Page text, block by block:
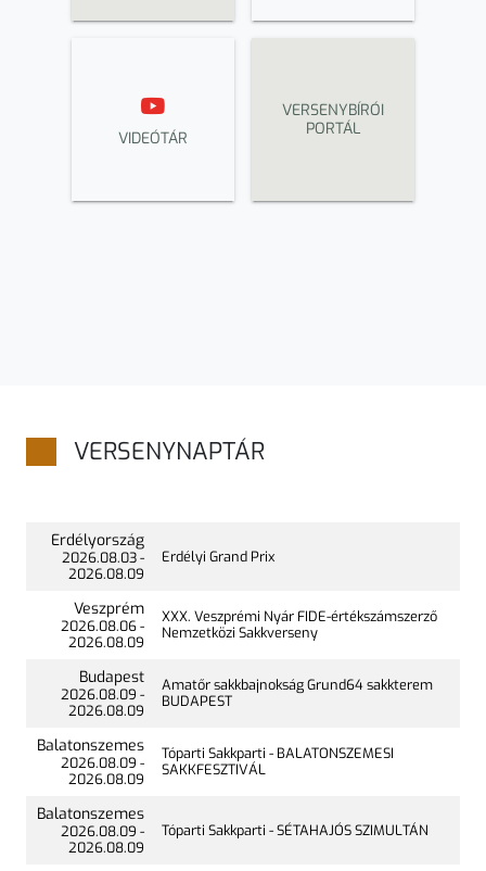
VERSENYBÍRÓI
PORTÁL
VIDEÓTÁR
VERSENYNAPTÁR
Erdélyország
2026.08.03-
2026.08.09
Erdélyi Grand Prix
Veszprém
2026.08.06-
2026.08.09
XXX. Veszprémi Nyár FIDE-értékszámszerző
Nemzetközi Sakkverseny
Budapest
2026.08.09 -
2026.08.09
Amatőr sakkbajnokság Grund64 sakkterem
BUDAPEST
Balatonszemes
2026.08.09 -
2026.08.09
Tóparti Sakkparti - BALATONSZEMESI
SAKKFESZTIVÁL
Balatonszemes
2026.08.09 -
2026.08.09
Tóparti Sakkparti - SÉTAHAJÓS SZIMULTÁN